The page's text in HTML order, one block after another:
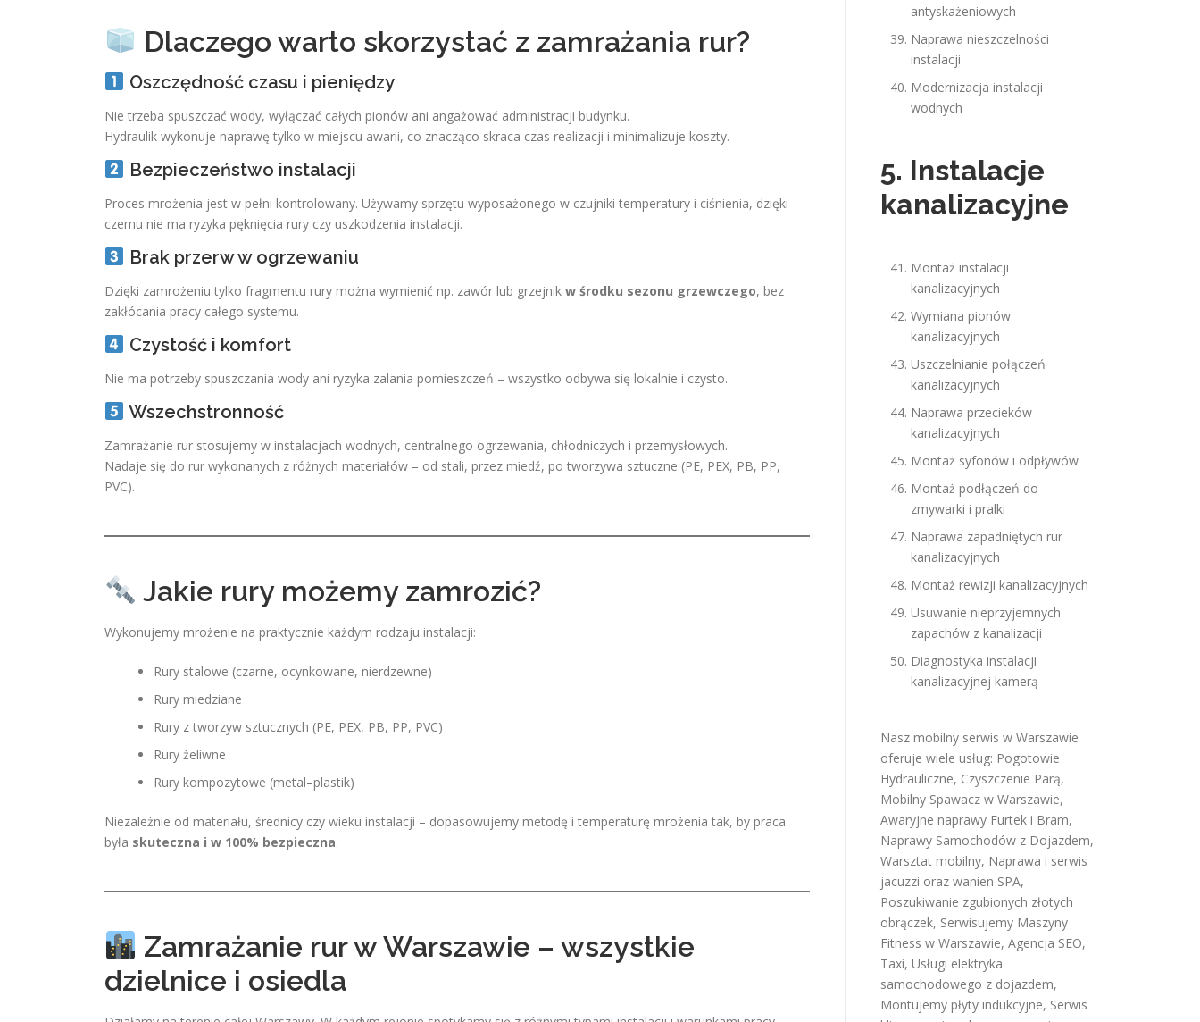
Dlaczego warto skorzystać z zamrażania rur?
Oszczędność czasu i pieniędzy
Nie trzeba spuszczać wody, wyłączać całych pionów ani angażować administracji budynku.
Hydraulik wykonuje naprawę tylko w miejscu awarii, co znacząco skraca czas realizacji i minimalizuje koszty.
Bezpieczeństwo instalacji
Proces mrożenia jest w pełni kontrolowany. Używamy sprzętu wyposażonego w czujniki temperatury i ciśnienia, dzięki
czemu nie ma ryzyka pęknięcia rury czy uszkodzenia instalacji.
Brak przerw w ogrzewaniu
Dzięki zamrożeniu tylko fragmentu rury można wymienić np. zawór lub grzejnik w środku sezonu grzewczego, bez
zakłócania pracy całego systemu.
Czystość i komfort
Nie ma potrzeby spuszczania wody ani ryzyka zalania pomieszczeń – wszystko odbywa się lokalnie i czysto.
Wszechstronność
Zamrażanie rur stosujemy w instalacjach wodnych, centralnego ogrzewania, chłodniczych i przemysłowych.
Nadaje się do rur wykonanych z różnych materiałów – od stali, przez miedź, po tworzywa sztuczne (PE, PEX, PB, PP,
PVC).
Jakie rury możemy zamrozić?
Wykonujemy mrożenie na praktycznie każdym rodzaju instalacji:
Rury stalowe (czarne, ocynkowane, nierdzewne)
Rury miedziane
Rury z tworzyw sztucznych (PE, PEX, PB, PP, PVC)
Rury żeliwne
Rury kompozytowe (metal–plastik)
Niezależnie od materiału, średnicy czy wieku instalacji – dopasowujemy metodę i temperaturę mrożenia tak, by praca
była skuteczna i w 100% bezpieczna.
Zamrażanie rur w Warszawie – wszystkie
dzielnice i osiedla
antyskażeniowych
Naprawa nieszczelności
instalacji
Modernizacja instalacji
wodnych
5. Instalacje
kanalizacyjne
Montaż instalacji
kanalizacyjnych
Wymiana pionów
kanalizacyjnych
Uszczelnianie połączeń
kanalizacyjnych
Naprawa przecieków
kanalizacyjnych
Montaż syfonów i odpływów
Montaż podłączeń do
zmywarki i pralki
Naprawa zapadniętych rur
kanalizacyjnych
Montaż rewizji kanalizacyjnych
Usuwanie nieprzyjemnych
zapachów z kanalizacji
Diagnostyka instalacji
kanalizacyjnej kamerą
Nasz mobilny serwis w Warszawie
oferuje wiele usług: Pogotowie
Hydrauliczne, Czyszczenie Parą,
Mobilny Spawacz w Warszawie,
Awaryjne naprawy Furtek i Bram,
Naprawy Samochodów z Dojazdem,
Warsztat mobilny, Naprawa i serwis
jacuzzi oraz wanien SPA,
Poszukiwanie zgubionych złotych
obrączek, Serwisujemy Maszyny
Fitness w Warszawie, Agencja SEO,
Taxi, Usługi elektryka
samochodowego z dojazdem,
Montujemy płyty indukcyjne, Serwis